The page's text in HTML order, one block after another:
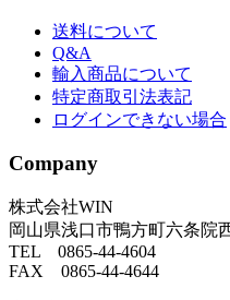
送料について
Q&A
輸入商品について
特定商取引法表記
ログインできない場合
Company
株式会社WIN
岡山県浅口市鴨方町六条院
TEL 0865-44-4604
FAX 0865-44-4644